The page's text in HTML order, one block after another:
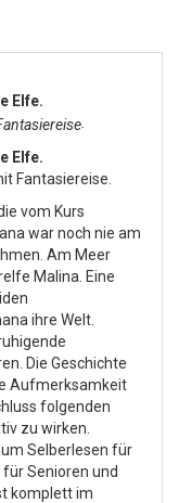
Elfe.
Elfe.
Fantasiereise.
vom Kurs
war noch nie am
Am Meer
Malina. Eine
ihre Welt.
Die Geschichte
Aufmerksamkeit
folgenden
zu wirken.
Selberlesen für
Senioren und
komplett im